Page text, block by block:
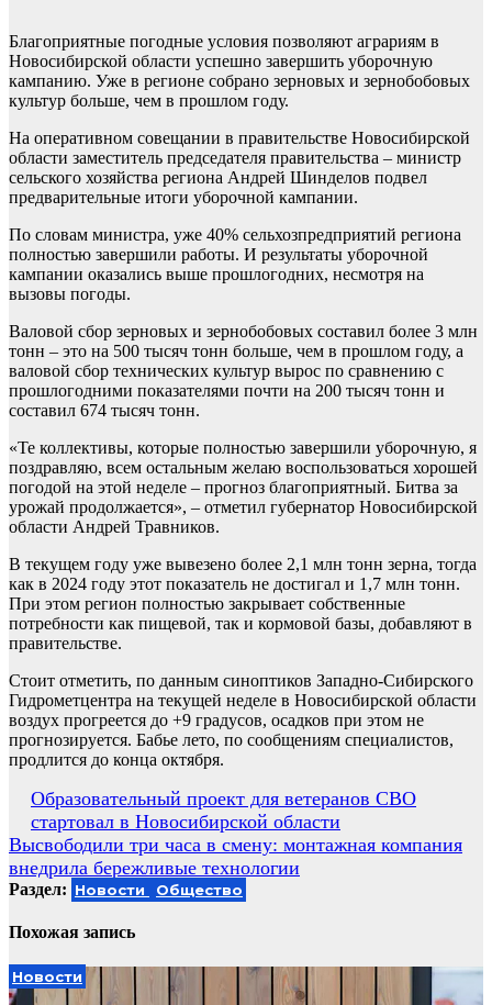
Благоприятные погодные условия позволяют аграриям в
Новосибирской области успешно завершить уборочную
кампанию. Уже в регионе собрано зерновых и зернобобовых
культур больше, чем в прошлом году.
На оперативном совещании в правительстве Новосибирской
области заместитель председателя правительства – министр
сельского хозяйства региона Андрей Шинделов подвел
предварительные итоги уборочной кампании.
По словам министра, уже 40% сельхозпредприятий региона
полностью завершили работы. И результаты уборочной
кампании оказались выше прошлогодних, несмотря на
вызовы погоды.
Валовой сбор зерновых и зернобобовых составил более 3 млн
тонн – это на 500 тысяч тонн больше, чем в прошлом году, а
валовой сбор технических культур вырос по сравнению с
прошлогодними показателями почти на 200 тысяч тонн и
составил 674 тысяч тонн.
«Те коллективы, которые полностью завершили уборочную, я
поздравляю, всем остальным желаю воспользоваться хорошей
погодой на этой неделе – прогноз благоприятный. Битва за
урожай продолжается», – отметил губернатор Новосибирской
области Андрей Травников.
В текущем году уже вывезено более 2,1 млн тонн зерна, тогда
как в 2024 году этот показатель не достигал и 1,7 млн тонн.
При этом регион полностью закрывает собственные
потребности как пищевой, так и кормовой базы, добавляют в
правительстве.
Стоит отметить, по данным синоптиков Западно-Сибирского
Гидрометцентра на текущей неделе в Новосибирской области
воздух прогреется до +9 градусов, осадков при этом не
прогнозируется. Бабье лето, по сообщениям специалистов,
продлится до конца октября.
Навигация
по
записям
Образовательный проект для ветеранов СВО
стартовал в Новосибирской области
Высвободили три часа в смену: монтажная компания
внедрила бережливые технологии
Раздел: Новости Общество
Похожая запись
Новости